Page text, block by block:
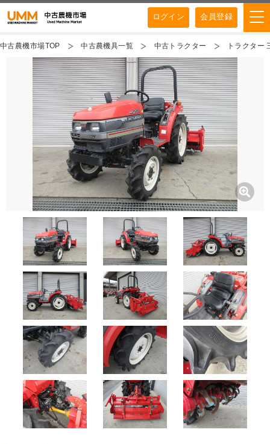
ログイン 会員登録
中古農機市場TOP 中古農機具一覧 中古トラクター トラクター